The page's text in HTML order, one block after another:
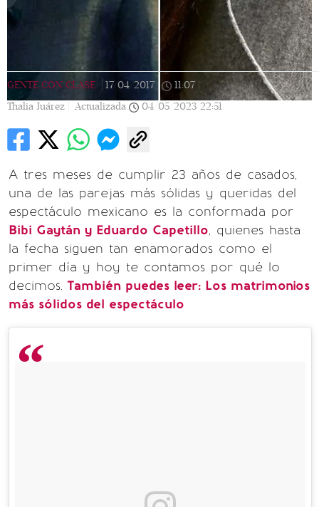
GENTE CON CLASE 17/04/2017 11:07
Thalia Juárez |
Actualizada 04/05/2023 22:51
A tres meses de cumplir 23 años de casados,
una de las parejas más sólidas y queridas del
espectáculo mexicano es la conformada por
Bibi Gaytán y Eduardo Capetillo, quienes hasta
la fecha siguen tan enamorados como el
primer día y hoy te contamos por qué lo
decimos. También puedes leer: Los matrimonios
más sólidos del espectáculo